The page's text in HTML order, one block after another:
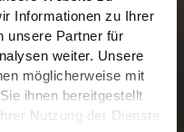
Informationen zu Ihrer
unsere Partner für
weiter. Unsere
möglicherweise mit
ihnen bereitgestellt
Nutzung der Dienste